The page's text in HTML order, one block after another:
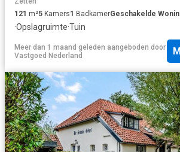
121 m²5 Kamers1 BadkamerGeschakelde
·Opslagruimte·Tuin
Meer dan 1 maand geleden aangeboden door
Vastgoed Nederland